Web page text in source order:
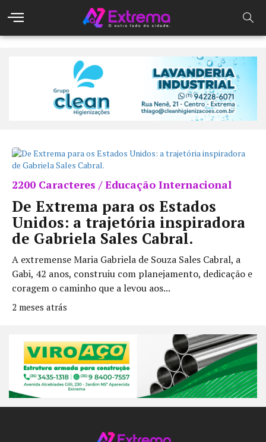
2200 Caracteres / Educação Internacional
De Extrema para os Estados
Unidos: a trajetória inspiradora
de Gabriela Sales Cabral.
A extremense Maria Gabriela de Souza Sales Cabral, a
Gabi, 42 anos, construiu com planejamento, dedicação e
coragem o caminho que a levou aos...
2 meses atrás